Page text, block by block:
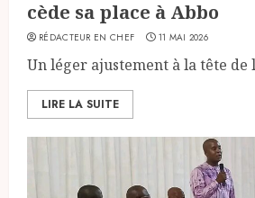
cède sa place à Abbo
RÉDACTEUR EN CHEF 11 MAI 2026
Un léger ajustement à la tête de
LIRE LA SUITE